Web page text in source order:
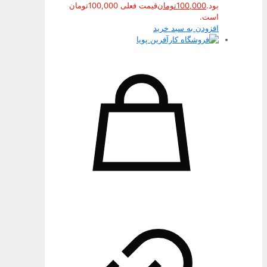
بود.100,000تومان
قیمت فعلی 100,000تومان
است.
افزودن به سبد خرید